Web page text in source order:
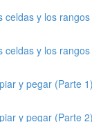
celdas y los
celdas y los
y pegar (Parte
y pegar (Parte